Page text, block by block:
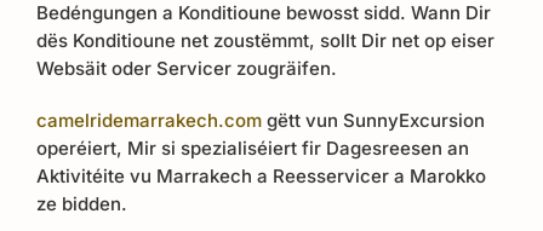
Bedéngungen a Konditioune bewosst sidd. Wann Dir
dës Konditioune net zoustëmmt, sollt Dir net op eiser
Websäit oder Servicer zougräifen.
camelridemarrakech.com gëtt vun SunnyExcursion
operéiert, Mir si spezialiséiert fir Dagesreesen an
Aktivitéite vu Marrakech a Reesservicer a Marokko
ze bidden.